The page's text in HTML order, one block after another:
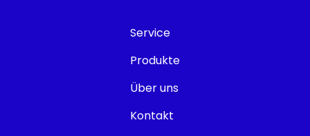
Service
Produkte
Über uns
Kontakt